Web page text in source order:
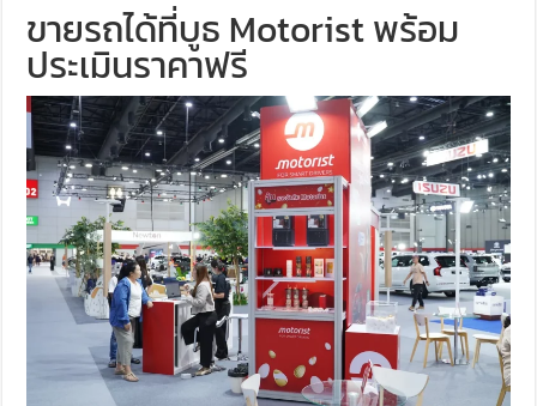
ขายรถได้ที่บูธ Motorist พร้อม
ประเมินราคาฟรี